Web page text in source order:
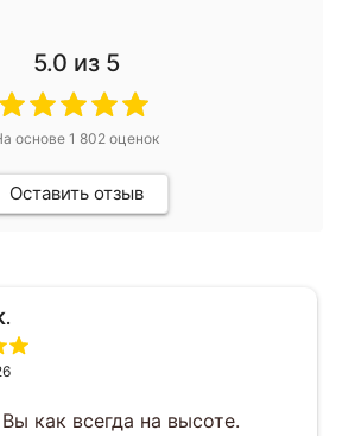
5.0 из 5
основе1 802 оценок
Оставить отзыв
как всегда на высоте.